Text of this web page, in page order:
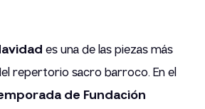
es una de las piezas más
repertorio sacro barroco. En el
de Fundación